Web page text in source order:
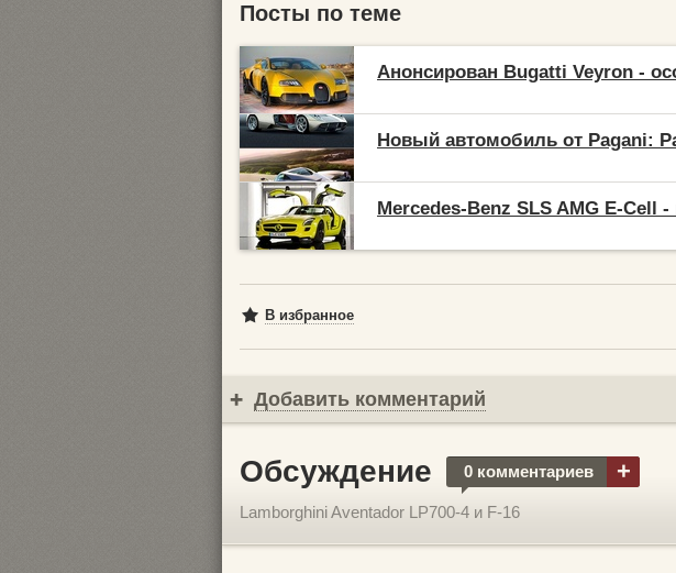
Посты по теме
Анонсирован Bugatti Veyron -
Новый автомобиль от Pagani:
Mercedes-Benz SLS AMG E-Cell
В избранное
Добавить комментарий
Обсуждение 0 комментариев +
Lamborghini Aventador LP700-4 и F-16